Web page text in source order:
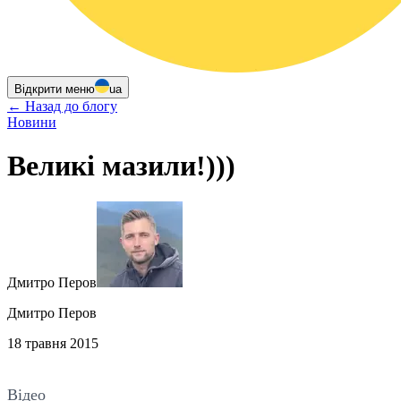
Відкрити меню ua
← Назад до блогу
Новини
Великі мазили!)))
Дмитро Перов
Дмитро Перов
18 травня 2015
Відео